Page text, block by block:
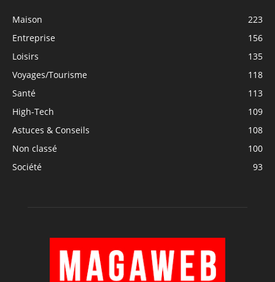
Maison
223
Entreprise
156
Loisirs
135
Voyages/Tourisme
118
Santé
113
High-Tech
109
Astuces & Conseils
108
Non classé
100
Société
93